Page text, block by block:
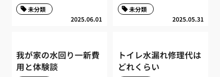
2025.06.01
未分類
2025.05.31
未分類
我が家の水回り一新費
用と体験談
トイレ水漏れ修理代は
どれくらい